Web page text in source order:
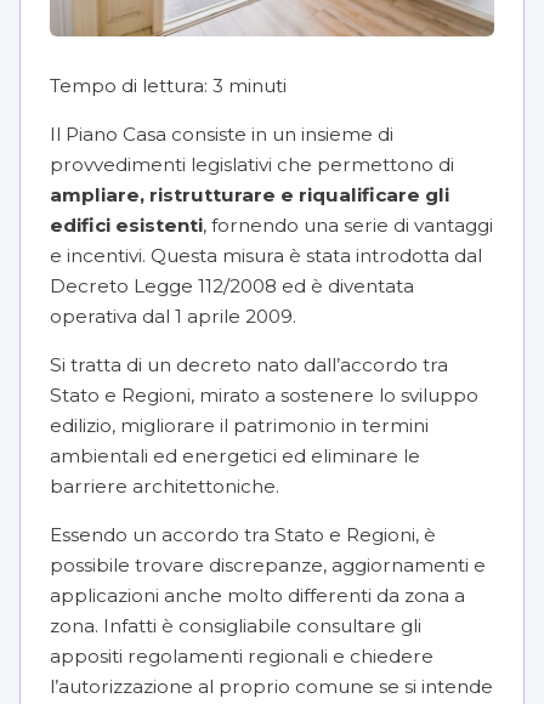
Tempo di lettura: 3 minuti
Il Piano Casa consiste in un insieme di
provvedimenti legislativi che permettono di
ampliare, ristrutturare e riqualificare gli
edifici esistenti, fornendo una serie di vantaggi
e incentivi. Questa misura è stata introdotta dal
Decreto Legge 112/2008 ed è diventata
operativa dal 1 aprile 2009.
Si tratta di un decreto nato dall’accordo tra
Stato e Regioni, mirato a sostenere lo sviluppo
edilizio, migliorare il patrimonio in termini
ambientali ed energetici ed eliminare le
barriere architettoniche.
Essendo un accordo tra Stato e Regioni, è
possibile trovare discrepanze, aggiornamenti e
applicazioni anche molto differenti da zona a
zona. Infatti è consigliabile consultare gli
appositi regolamenti regionali e chiedere
l’autorizzazione al proprio comune se si intende